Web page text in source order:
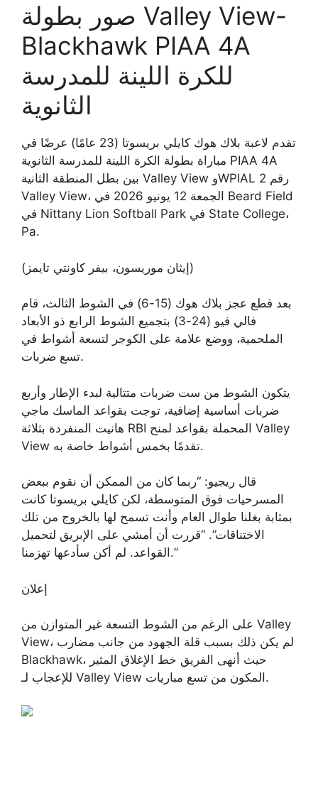
صور بطولة Valley View-
Blackhawk PIAA 4A
للكرة اللينة للمدرسة
الثانوية
تقدم لاعبة بلاك هوك كايلي بريسوتا (23 عامًا) عرضًا في
مباراة بطولة الكرة اللينة للمدرسة الثانوية PIAA 4A
بين بطل المنطقة الثانية Valley View وWPIAL رقم 2
Valley View، الجمعة 12 يونيو 2026 في Beard Field
في Nittany Lion Softball Park في State College،
Pa.
(إيثان موريسون، بيفر كاونتي تايمز)
بعد قطع عجز بلاك هوك (15-6) في الشوط الثالث، قام
فالي فيو (24-3) بتجميع الشوط الرابع ذو الأبعاد
الملحمية، ووضع علامة على الكوجر لتسعة أشواط في
تسع ضربات.
يتكون الشوط من ست ضربات متتالية لبدء الإطار وأربع
ضربات أساسية إضافية، توجت بقواعد الماسك ماجي
هانيت المنفردة بثلاثة RBI المحملة بقواعد لمنح Valley
View تقدمًا بخمس أشواط خاصة به.
قال ريجيو: “ربما كان من الممكن أن نقوم ببعض
المسرحيات فوق المتوسطة، لكن كايلي بريسوتا كانت
بمثابة بغلنا طوال العام وأنت تسمح لها بالخروج من تلك
الاختناقات”. “قررت أن أمشي على الإبريق لتحميل
القواعد. لم أكن سأدعها تهزمنا.”
إعلان
على الرغم من الشوط التسعة غير المتوازن من Valley
View، لم يكن ذلك بسبب قلة الجهود من جانب مضارب
Blackhawk، حيث أنهى الفريق خط الإغلاق المثير
للإعجاب لـ Valley View المكون من تسع مباريات.